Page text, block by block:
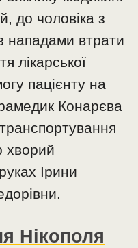
до чоловіка з
нападами втрати
лікарської
пацієнту на
Конарєва
хворий
Ірини
Нікополя